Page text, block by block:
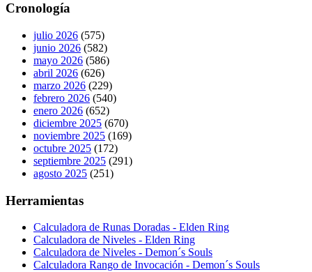
Cronología
julio 2026 (575)
junio 2026 (582)
mayo 2026 (586)
abril 2026 (626)
marzo 2026 (229)
febrero 2026 (540)
enero 2026 (652)
diciembre 2025 (670)
noviembre 2025 (169)
octubre 2025 (172)
septiembre 2025 (291)
agosto 2025 (251)
Herramientas
Calculadora de Runas Doradas - Elden Ring
Calculadora de Niveles - Elden Ring
Calculadora de Niveles - Demon´s Souls
Calculadora Rango de Invocación - Demon´s Souls